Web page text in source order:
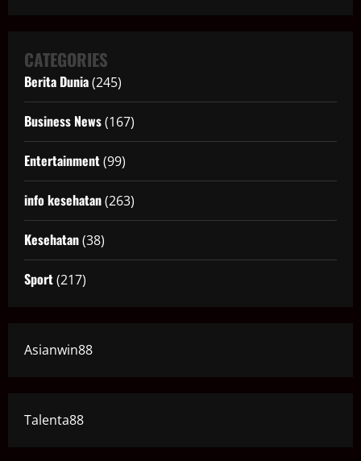
CATEGORIES
Berita Dunia(245)
Business News(167)
Entertainment(99)
info kesehatan(263)
Kesehatan(38)
Sport(217)
Asianwin88
Talenta88